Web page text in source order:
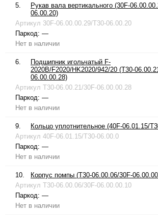
5.
Рукав вала вертикального (30F-
06.00.20)
Артикул 30F-06.00.00.29/T30-06.00.20
Паркод: —
Нет в наличии
6.
Подшипник игольчатый F-
2020B/F2020/HK2020/942/20 (T30-
06.00.00.28)
Артикул T30-06.00.21/30F-06.00.00.28
Паркод: —
Нет в наличии
9.
Кольцо уплотнительное (40F-06.01.15/
Артикул 40F-06.01.15/T30-06.00.0
Паркод: —
Нет в наличии
10.
Корпус помпы (T30-06.00.06/30F-
Артикул T30-06.00.06/30F-06.00.00.10
Паркод: —
Нет в наличии